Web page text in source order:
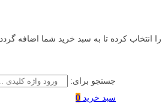
انتخاب کرده تا به سبد خرید شما اضافه گردد
جستجو برای:
سبد خرید 0